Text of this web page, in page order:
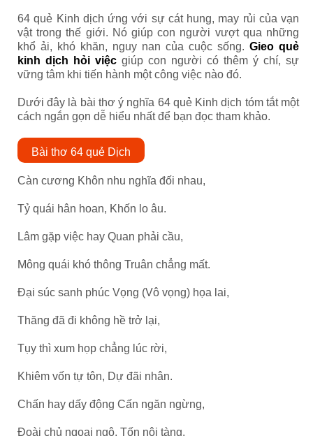
64 quẻ Kinh dịch ứng với sự cát hung, may rủi của vạn
vật trong thế giới. Nó giúp con người vượt qua những
khổ ải, khó khăn, nguy nan của cuộc sống. Gieo quẻ
kinh dịch hỏi việc giúp con người có thêm ý chí, sự
vững tâm khi tiến hành một công việc nào đó.
Dưới đây là bài thơ ý nghĩa 64 quẻ Kinh dịch tóm tắt một
cách ngắn gọn dễ hiểu nhất để bạn đọc tham khảo.
Bài thơ 64 quẻ Dịch
Càn cương Khôn nhu nghĩa đối nhau,
Tỷ quái hân hoan, Khốn lo âu.
Lâm gặp việc hay Quan phải cầu,
Mông quái khó thông Truân chẳng mất.
Đại súc sanh phúc Vọng (Vô vọng) họa lai,
Thăng đã đi không hề trở lại,
Tụy thì xum họp chẳng lúc rời,
Khiêm vốn tự tôn, Dự đãi nhân.
Chấn hay dấy động Cấn ngăn ngừng,
Đoài chủ ngoại ngộ, Tốn nội tàng.